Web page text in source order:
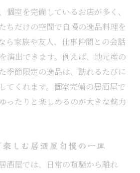
個室を完備しているお店が多く、
ちだけの空間で自慢の逸品料理を
ら家族や友人、仕事仲間との会話
演出できます。例えば、地元産の
季節限定の逸品は、訪れるたびに
てくれます。個室完備の居酒屋で
ったりと楽しめるのが大きな魅力
しむ居酒屋自慢の一皿
酒屋では、日常の喧騒から離れ